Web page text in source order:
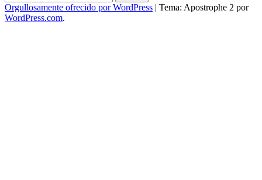
Orgullosamente ofrecido por WordPress | Tema: Apostrophe 2 por
WordPress.com.